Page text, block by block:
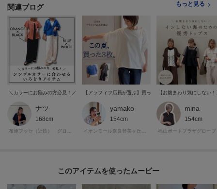
関連ブログ もっと見る
＼カラーにお悩みの方必見！／シンプルカラーに合わせるいろどりアイテム特集
ナツ
168cm
【アラフィフ店員が選ぶ】買ってよかった「相棒トップス」
yamako
154cm
【お腹まわり気にしない
mina
154cm
福山ポートプラザグローブ
このアイテムを使ったムービー